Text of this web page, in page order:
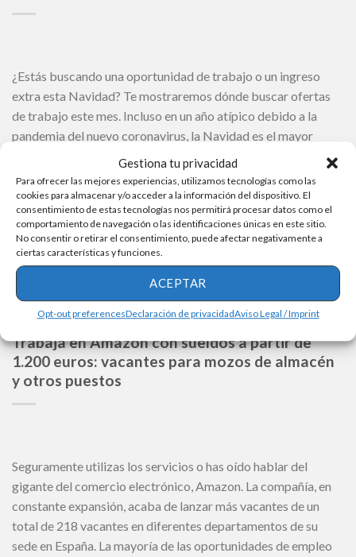
Gestiona tu privacidad
Para ofrecer las mejores experiencias, utilizamos tecnologías como las
cookies para almacenar y/o acceder a la información del dispositivo. El
consentimiento de estas tecnologías nos permitirá procesar datos como el
comportamiento de navegación o las identificaciones únicas en este sitio.
No consentir o retirar el consentimiento, puede afectar negativamente a
ciertas características y funciones.
ACEPTAR
Opt-out preferencesDeclaración de privacidadAviso Legal / Imprint
¿Estás buscando una oportunidad de trabajo o un ingreso
extra esta Navidad? Te mostraremos dónde buscar ofertas
de trabajo este mes. Incluso en un año atípico debido a la
pandemia del nuevo coronavirus, la Navidad es el mayor
parte del tiempo perdido por los establecimientos durante
[…]
SIGUE LEYENDO
Trabaja en Amazon con sueldos a partir de
1.200 euros: vacantes para mozos de almacén
y otros puestos
Seguramente utilizas los servicios o has oído hablar del
gigante del comercio electrónico, Amazon. La compañía, en
constante expansión, acaba de lanzar más vacantes de un
total de 218 vacantes en diferentes departamentos de su
sede en España. La mayoría de las oportunidades de empleo